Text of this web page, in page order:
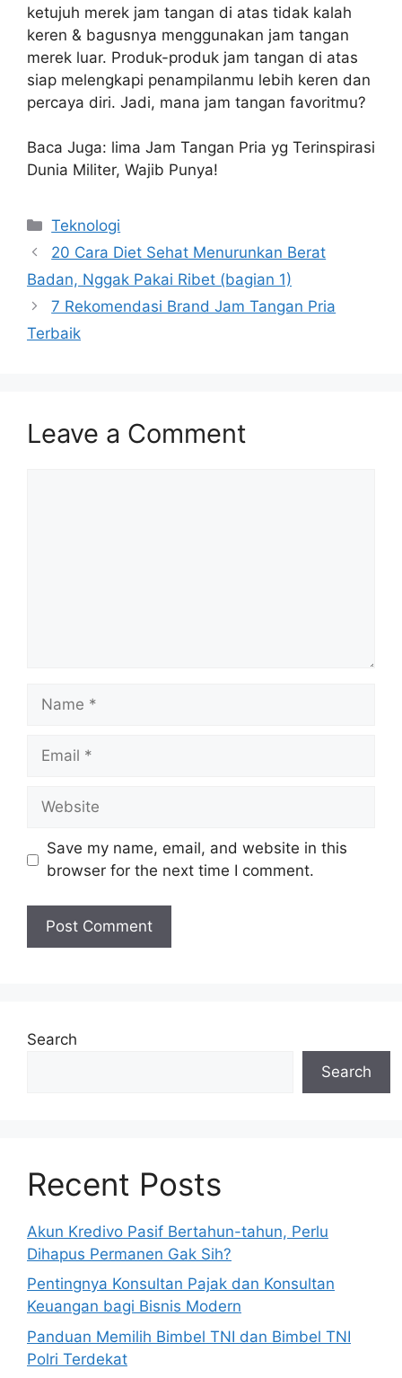
ketujuh merek jam tangan di atas tidak kalah
keren & bagusnya menggunakan jam tangan
merek luar. Produk-produk jam tangan di atas
siap melengkapi penampilanmu lebih keren dan
percaya diri. Jadi, mana jam tangan favoritmu?
Baca Juga: lima Jam Tangan Pria yg Terinspirasi
Dunia Militer, Wajib Punya!
Categories
Teknologi
20 Cara Diet Sehat Menurunkan Berat
Badan, Nggak Pakai Ribet (bagian 1)
7 Rekomendasi Brand Jam Tangan Pria
Terbaik
Leave a Comment
Name
Email
Website
Save my name, email, and website in this
browser for the next time I comment.
Search
Search
Recent Posts
Akun Kredivo Pasif Bertahun-tahun, Perlu
Dihapus Permanen Gak Sih?
Pentingnya Konsultan Pajak dan Konsultan
Keuangan bagi Bisnis Modern
Panduan Memilih Bimbel TNI dan Bimbel TNI
Polri Terdekat